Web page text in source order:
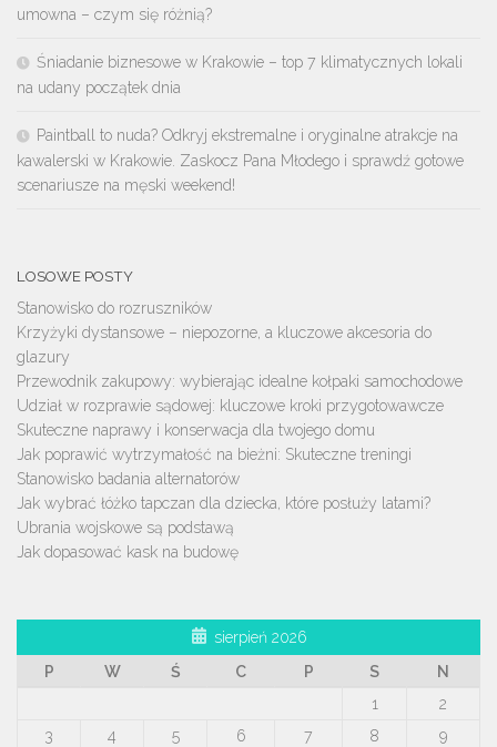
umowna – czym się różnią?
Śniadanie biznesowe w Krakowie – top 7 klimatycznych lokali
na udany początek dnia
Paintball to nuda? Odkryj ekstremalne i oryginalne atrakcje na
kawalerski w Krakowie. Zaskocz Pana Młodego i sprawdź gotowe
scenariusze na męski weekend!
LOSOWE POSTY
Stanowisko do rozruszników
Krzyżyki dystansowe – niepozorne, a kluczowe akcesoria do
glazury
Przewodnik zakupowy: wybierając idealne kołpaki samochodowe
Udział w rozprawie sądowej: kluczowe kroki przygotowawcze
Skuteczne naprawy i konserwacja dla twojego domu
Jak poprawić wytrzymałość na bieżni: Skuteczne treningi
Stanowisko badania alternatorów
Jak wybrać łóżko tapczan dla dziecka, które posłuży latami?
Ubrania wojskowe są podstawą
Jak dopasować kask na budowę
sierpień 2026
P
W Ś C P S
N
1
2
3
4 5 6 7 8
9